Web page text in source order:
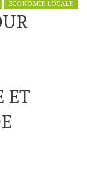
ECONOMIE LOCALE
ET